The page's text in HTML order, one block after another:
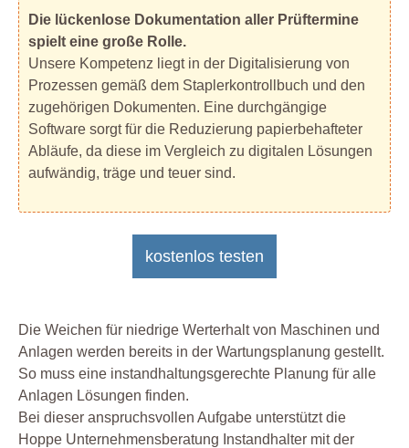
Die lückenlose Dokumentation aller Prüftermine
spielt eine große Rolle.
Unsere Kompetenz liegt in der Digitalisierung von
Prozessen gemäß dem Staplerkontrollbuch und den
zugehörigen Dokumenten. Eine durchgängige
Software sorgt für die Reduzierung papierbehafteter
Abläufe, da diese im Vergleich zu digitalen Lösungen
aufwändig, träge und teuer sind.
kostenlos testen
Die Weichen für niedrige Werterhalt von Maschinen und
Anlagen werden bereits in der Wartungsplanung gestellt.
So muss eine instandhaltungsgerechte Planung für alle
Anlagen Lösungen finden.
Bei dieser anspruchsvollen Aufgabe unterstützt die
Hoppe Unternehmensberatung Instandhalter mit der